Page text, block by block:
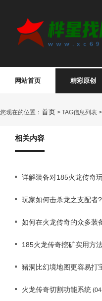
网站首页 精彩原创
您现在的位置： 首页 > TAG信息列表
相关内容
详解装备对185火龙传奇
玩家如何击杀龙之支配者?
如何在火龙传奇的众多装
185火龙传奇挖矿实用方
猪洞比幻境地图更容易打
火龙传奇切割功能系统